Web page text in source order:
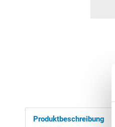
Produktbeschreibung